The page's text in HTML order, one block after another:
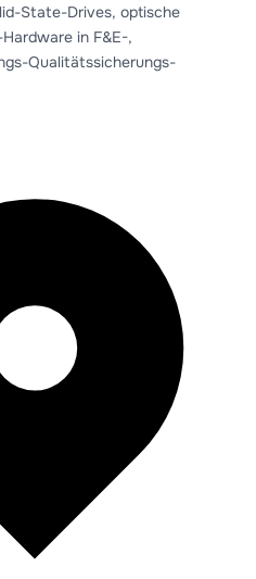
State-Drives, optische
in F&E-,
Qualitätssicherungs-